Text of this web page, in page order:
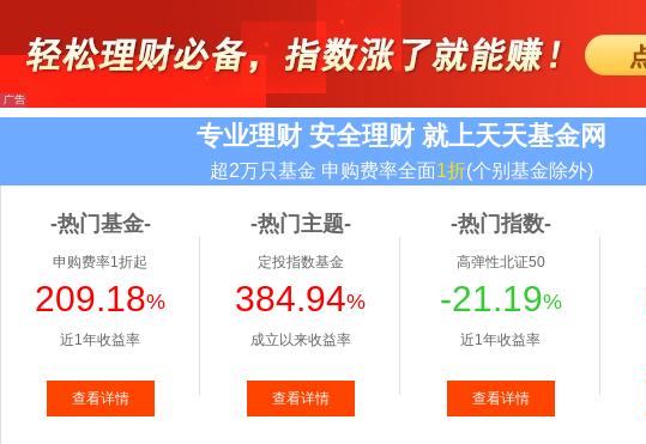
专业理财 安全理财 就上天天基金网
超2万只基金 申购费率全面1折(个别基金除外)
-热门基金-
申购费率1折起
209.18%
近1年收益率
查看详情
-热门主题-
定投指数基金
384.94%
成立以来收益率
查看详情
-热门指数-
高弹性北证50
-21.19%
近1年收益率
查看详情